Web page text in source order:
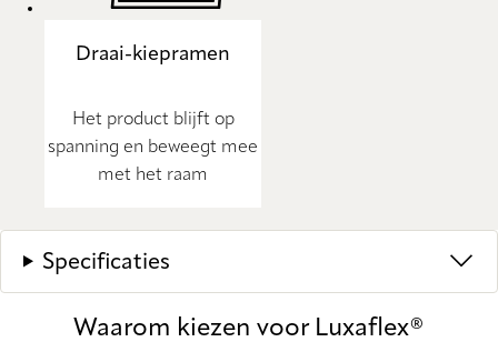
Draai-kiepramen
Het product blijft op
spanning en beweegt mee
met het raam
Specificaties
Waarom kiezen voor Luxaflex®